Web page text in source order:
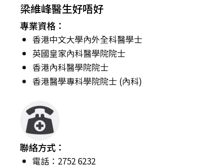
梁維峰醫生好唔好
專業資格：
香港中文大學內外全科醫學士
英國皇家內科醫學院院士
香港內科醫學院院士
香港醫學專科學院院士 (內科)
聯絡方式：
電話：2752 6232